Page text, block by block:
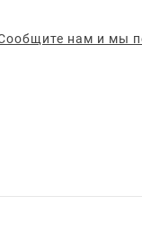
нам и мы